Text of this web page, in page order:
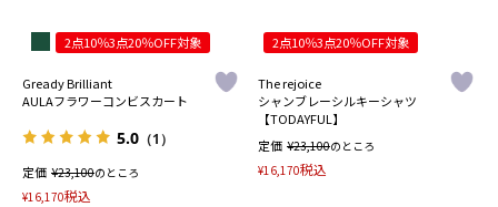
2点10％3点20％OFF対象
Gready Brilliant
AULAフラワーコンビスカート
5.0 （1）
定価 ¥23,100のところ
¥16,170税込
2点10％3点20％OFF対象
The rejoice
シャンブレーシルキーシャツ
【TODAYFUL】
定価 ¥23,100のところ
¥16,170税込